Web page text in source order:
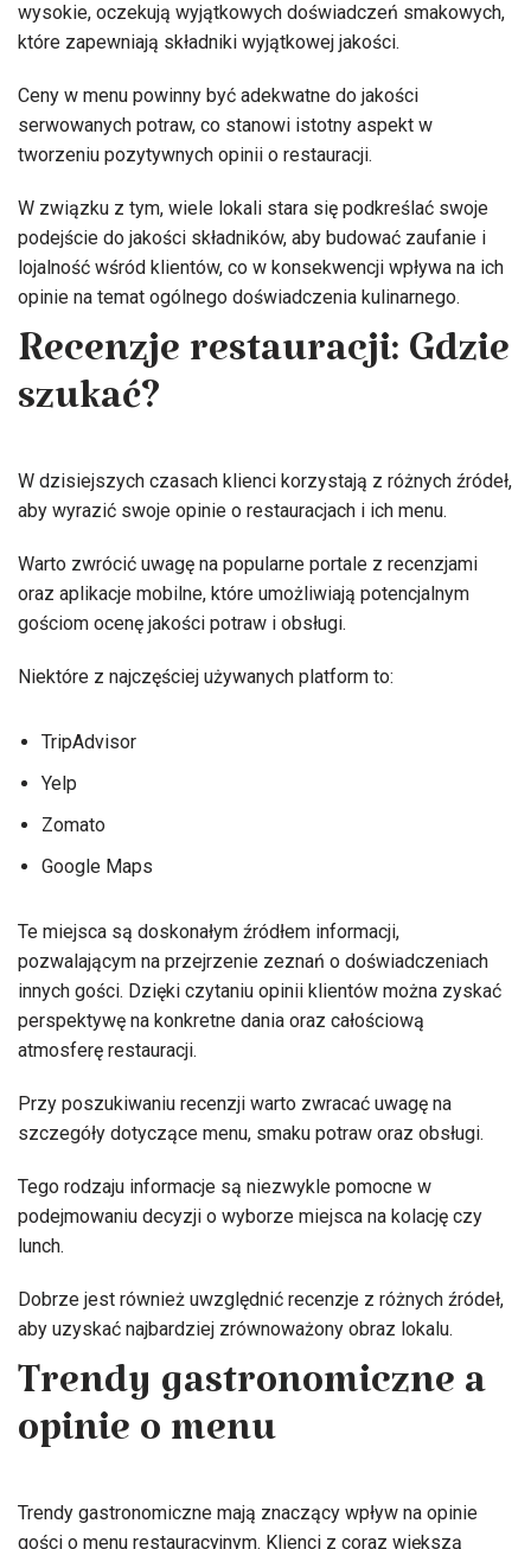
wysokie, oczekują wyjątkowych doświadczeń smakowych,
które zapewniają składniki wyjątkowej jakości.
Ceny w menu powinny być adekwatne do jakości
serwowanych potraw, co stanowi istotny aspekt w
tworzeniu pozytywnych opinii o restauracji.
W związku z tym, wiele lokali stara się podkreślać swoje
podejście do jakości składników, aby budować zaufanie i
lojalność wśród klientów, co w konsekwencji wpływa na ich
opinie na temat ogólnego doświadczenia kulinarnego.
Recenzje restauracji: Gdzie
szukać?
W dzisiejszych czasach klienci korzystają z różnych źródeł,
aby wyrazić swoje opinie o restauracjach i ich menu.
Warto zwrócić uwagę na popularne portale z recenzjami
oraz aplikacje mobilne, które umożliwiają potencjalnym
gościom ocenę jakości potraw i obsługi.
Niektóre z najczęściej używanych platform to:
TripAdvisor
Yelp
Zomato
Google Maps
Te miejsca są doskonałym źródłem informacji,
pozwalającym na przejrzenie zeznań o doświadczeniach
innych gości. Dzięki czytaniu opinii klientów można zyskać
perspektywę na konkretne dania oraz całościową
atmosferę restauracji.
Przy poszukiwaniu recenzji warto zwracać uwagę na
szczegóły dotyczące menu, smaku potraw oraz obsługi.
Tego rodzaju informacje są niezwykle pomocne w
podejmowaniu decyzji o wyborze miejsca na kolację czy
lunch.
Dobrze jest również uwzględnić recenzje z różnych źródeł,
aby uzyskać najbardziej zrównoważony obraz lokalu.
Trendy gastronomiczne a
opinie o menu
Trendy gastronomiczne mają znaczący wpływ na opinie
gości o menu restauracyjnym. Klienci z coraz większą